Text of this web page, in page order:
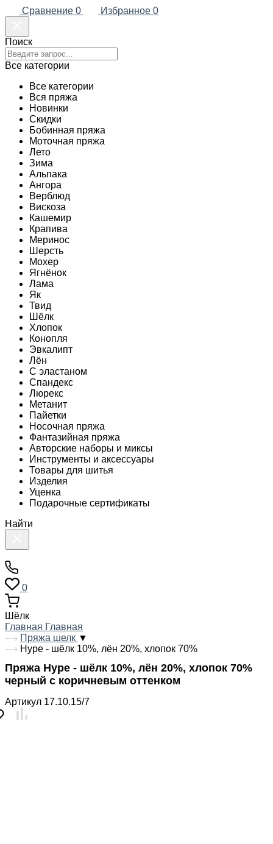
Сравнение 0 Избранное 0
Поиск
Все категории
Все категории
Вся пряжа
Новинки
Скидки
Бобинная пряжа
Моточная пряжа
Лето
Зима
Альпака
Ангора
Верблюд
Вискоза
Кашемир
Крапива
Меринос
Шерсть
Мохер
Ягнёнок
Лама
Як
Твид
Шёлк
Хлопок
Конопля
Эвкалипт
Лён
C эластаном
Спандекс
Люрекс
Метанит
Пайетки
Носочная пряжа
Фантазийная пряжа
Авторские наборы и миксы
Инструменты и аксессуары
Товары для шитья
Изделия
Уценка
Подарочные сертификаты
Найти
0
Шёлк
Главная Главная
Пряжа шелк ▼
Hype - шёлк 10%, лён 20%, хлопок 70%
Пряжа Hype - шёлк 10%, лён 20%, хлопок 70%
черный с коричневым оттенком
Артикул 17.10.15/7